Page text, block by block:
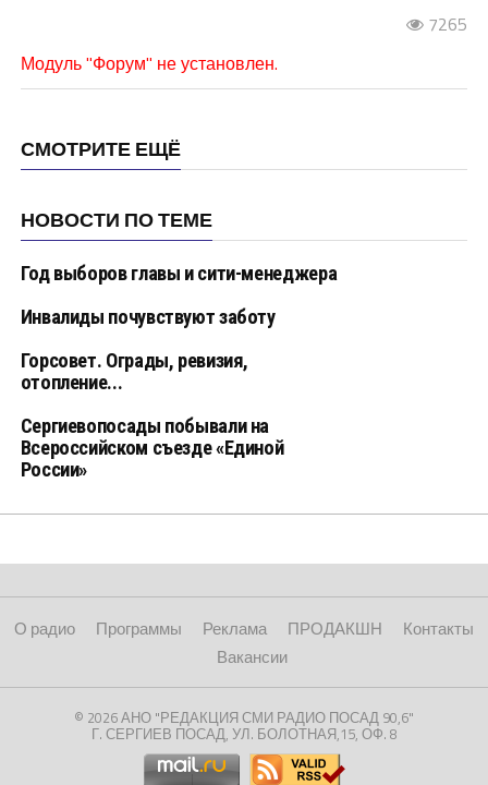
7265
Модуль "Форум" не установлен.
СМОТРИТЕ ЕЩЁ
НОВОСТИ ПО ТЕМЕ
Год выборов главы и сити-менеджера
Инвалиды почувствуют заботу
Горсовет. Ограды, ревизия,
отопление...
Сергиевопосады побывали на
Всероссийском съезде «Единой
России»
О радио Программы Реклама ПРОДАКШН
Контакты
Вакансии
© 2026 АНО "РЕДАКЦИЯ СМИ РАДИО ПОСАД 90,6"
Г. СЕРГИЕВ ПОСАД, УЛ. БОЛОТНАЯ,15, ОФ. 8